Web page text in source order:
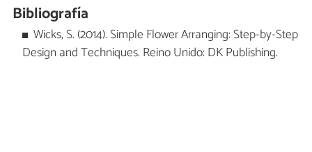
Bibliografía
Wicks, S. (2014). Simple Flower Arranging: Step-by-Step
Design and Techniques. Reino Unido: DK Publishing.